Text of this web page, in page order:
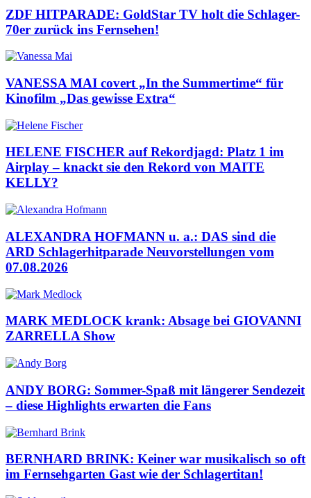
ZDF HITPARADE: GoldStar TV holt die Schlager-
70er zurück ins Fernsehen!
VANESSA MAI covert „In the Summertime“ für
Kinofilm „Das gewisse Extra“
HELENE FISCHER auf Rekordjagd: Platz 1 im
Airplay – knackt sie den Rekord von MAITE
KELLY?
ALEXANDRA HOFMANN u. a.: DAS sind die
ARD Schlagerhitparade Neuvorstellungen vom
07.08.2026
MARK MEDLOCK krank: Absage bei GIOVANNI
ZARRELLA Show
ANDY BORG: Sommer-Spaß mit längerer Sendezeit
– diese Highlights erwarten die Fans
BERNHARD BRINK: Keiner war musikalisch so oft
im Fernsehgarten Gast wie der Schlagertitan!